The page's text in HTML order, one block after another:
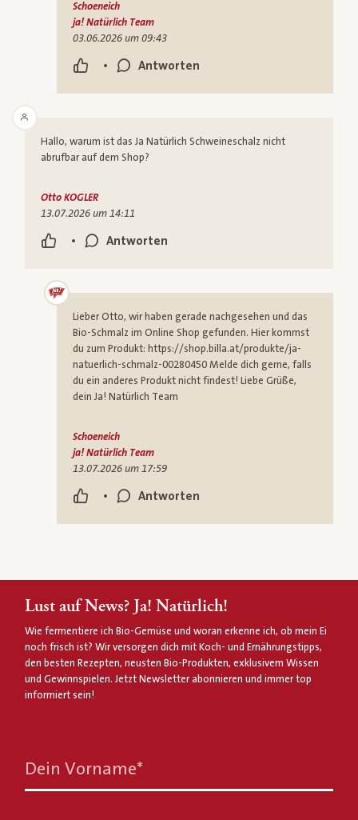
• Antworten
Schoeneich
ja! Natürlich Team
03.06.2026 um 09:43
Hallo, warum ist das Ja Natürlich Schweineschalz nicht
abrufbar auf dem Shop?
• Antworten
Otto KOGLER
13.07.2026 um 14:11
Lieber Otto, wir haben gerade nachgesehen und das
Bio-Schmalz im Online Shop gefunden. Hier kommst
du zum Produkt: https://shop.billa.at/produkte/ja-
natuerlich-schmalz-00280450 Melde dich gerne, falls
du ein anderes Produkt nicht findest! Liebe Grüße,
dein Ja! Natürlich Team
• Antworten
Schoeneich
ja! Natürlich Team
13.07.2026 um 17:59
Lust auf News? Ja! Natürlich!
Wie fermentiere ich Bio-Gemüse und woran erkenne ich, ob mein Ei
noch frisch ist? Wir versorgen dich mit Koch- und Ernährungstipps,
den besten Rezepten, neusten Bio-Produkten, exklusivem Wissen
und Gewinnspielen. Jetzt Newsletter abonnieren und immer top
informiert sein!
Dein Vorname*